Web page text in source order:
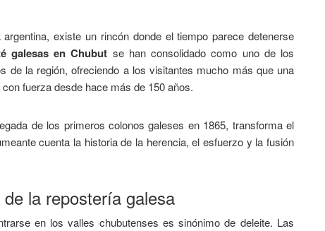
existe un rincón donde el tiempo parece detenerse
galesas en Chubut se han consolidado como uno de los
de la región, ofreciendo a los visitantes mucho más que una
fuerza desde hace más de 150 años.
de los primeros colonos galeses en 1865, transforma el
cuenta la historia de la herencia, el esfuerzo y la fusión
la repostería galesa
en los valles chubutenses es sinónimo de deleite. Las